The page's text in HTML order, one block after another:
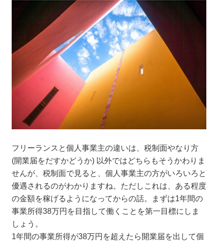
フリーランスと個人事業主の違いは、税制面やなり方
(開業届をだすかどうか) 以外ではどちらもそうかわりま
せんが、税制面で見ると、個人事業主の方がいろいろと
優遇されるのがわかりますね。ただしこれは、ある程度
の金額を稼げるようになってからの話。まずは1年間の
事業所得38万円を目指して働くことを第一目標にしま
しょう。
1年間の事業所得が38万円を超えたら開業届を出して個